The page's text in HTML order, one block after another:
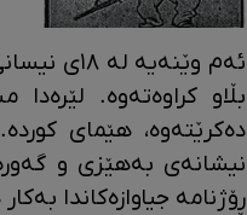
بڵاو کراوەتەوە.
دەکرێتەوە، هێمای
نیشانەی بەهێزی و
ڕۆژنامە جیاوازەکاندا